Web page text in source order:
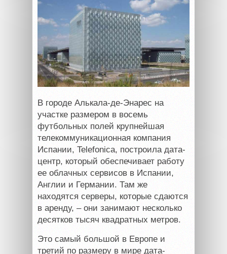
В городе Алькала-де-Энарес на
участке размером в восемь
футбольных полей крупнейшая
телекоммуникационная компания
Испании, Telefonica, построила дата-
центр, который обеспечивает работу
ее облачных сервисов в Испании,
Англии и Германии. Там же
находятся серверы, которые сдаются
в аренду, – они занимают несколько
десятков тысяч квадратных метров.
Это самый большой в Европе и
третий по размеру в мире дата-